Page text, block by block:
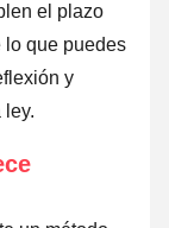
el plazo
lo que puedes
y
ley.